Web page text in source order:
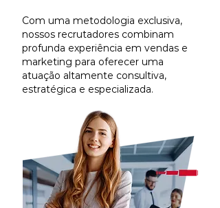
Com uma metodologia exclusiva,
nossos recrutadores combinam
profunda experiência em vendas e
marketing para oferecer uma
atuação altamente consultiva,
estratégica e especializada.